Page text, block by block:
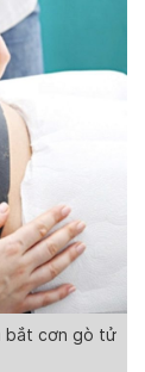
bắt cơn gò tử